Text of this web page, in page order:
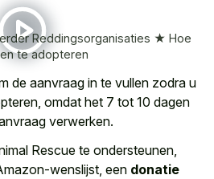
Reddingsorganisaties ★ Hoe
te adopteren
de aanvraag in te vullen zodra u
, omdat het 7 tot 10 dagen
verwerken.
Rescue te ondersteunen,
wenslijst, een donatie